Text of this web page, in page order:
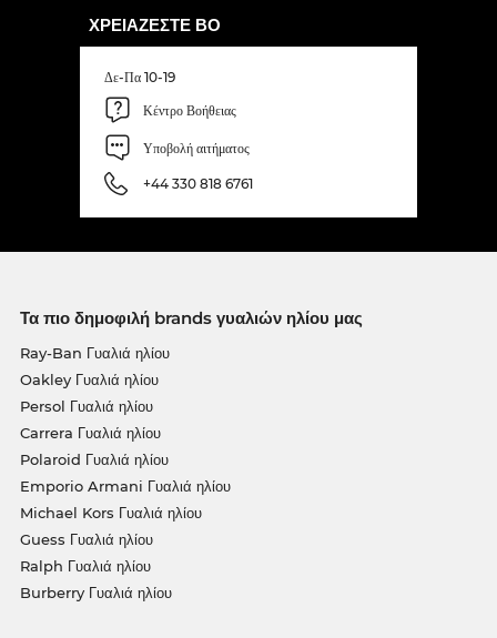
ΧΡΕΙΆΖΕΣΤΕ ΒΟ
Δε-Πα 10-19
Κέντρο Βοήθειας
Υποβολή αιτήματος
+44 330 818 6761
Τα πιο δημοφιλή brands γυαλιών ηλίου μας
Ray-Ban Γυαλιά ηλίου
Oakley Γυαλιά ηλίου
Persol Γυαλιά ηλίου
Carrera Γυαλιά ηλίου
Polaroid Γυαλιά ηλίου
Emporio Armani Γυαλιά ηλίου
Michael Kors Γυαλιά ηλίου
Guess Γυαλιά ηλίου
Ralph Γυαλιά ηλίου
Burberry Γυαλιά ηλίου